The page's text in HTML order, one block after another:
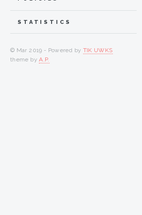
STATISTICS
© Mar 2019 - Powered by TIK UWKS
theme byA.P.